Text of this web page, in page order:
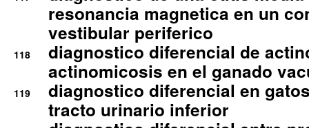
resonancia magnetica en un
vestibular periferico
118
diagnostico diferencial de
actinomicosis en el ganado
119
diagnostico diferencial en
tracto urinario inferior